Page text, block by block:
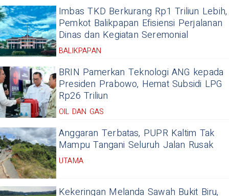
Imbas TKD Berkurang Rp1 Triliun Lebih,
Pemkot Balikpapan Efisiensi Perjalanan
Dinas dan Kegiatan Seremonial
BALIKPAPAN
BRIN Pamerkan Teknologi ANG kepada
Presiden Prabowo, Hemat Subsidi LPG
Rp26 Triliun
OIL DAN GAS
Anggaran Terbatas, PUPR Kaltim Tak
Mampu Tangani Seluruh Jalan Rusak
UTAMA
Kekeringan Melanda Sawah Bukit Biru,